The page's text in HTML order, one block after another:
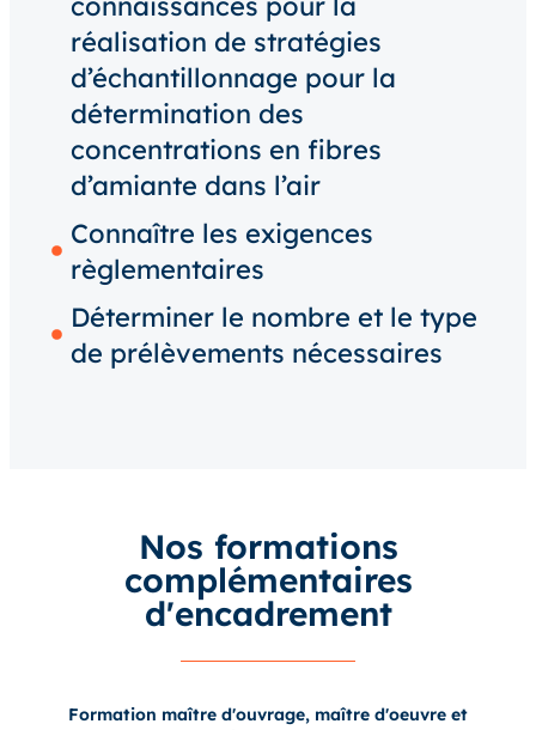
réalisation de stratégies
d’échantillonnage pour la
détermination des
concentrations en fibres
d’amiante dans l’air
Connaître les exigences
règlementaires
Déterminer le nombre et le type
de prélèvements nécessaires
Nos formations
complémentaires
d'encadrement
Formation maître d'ouvrage, maître d'oeuvre et